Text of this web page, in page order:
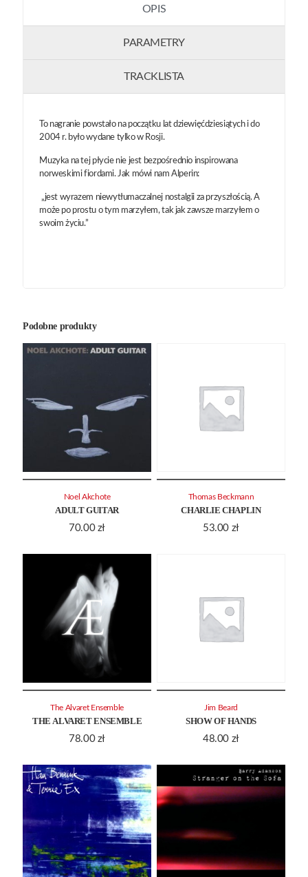
OPIS
PARAMETRY
TRACKLISTA
To nagranie powstało na początku lat dziewięćdziesiątych i do
2004 r. było wydane tylko w Rosji.
Muzyka na tej płycie nie jest bezpośrednio inspirowana
norweskimi fiordami. Jak mówi nam Alperin:
„jest wyrazem niewytłumaczalnej nostalgii za przyszłością. A
może po prostu o tym marzyłem, tak jak zawsze marzyłem o
swoim życiu.”
Podobne produkty
ADULT GUITAR
70.00 zł
Noel Akchote
CHARLIE CHAPLIN
53.00 zł
Thomas Beckmann
THE ALVARET ENSEMBLE
78.00 zł
The Alvaret Ensemble
SHOW OF HANDS
48.00 zł
Jim Beard